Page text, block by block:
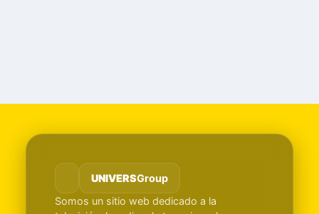
UNIVERSGroup
Somos un sitio web dedicado a la